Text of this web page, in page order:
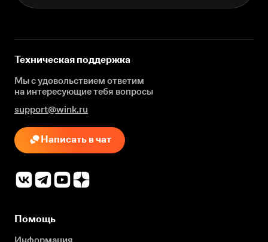
Техническая поддержка
Мы с удовольствием ответим
на интересующиетебя вопросы
support@wink.ru
Написать в чат
Помощь